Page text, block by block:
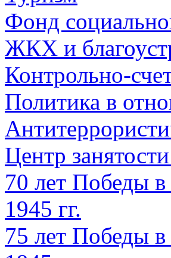
Фонд
ЖКХ и
Контрольно-
Политика в
Центр
70 лет Победы
1945 гг.
75 лет Победы